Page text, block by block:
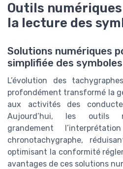
Outils
la lecture des
Solutions numériques
simplifiée des symboles
L’évolution des
profondément transformé la
aux activités des
Aujourd’hui, les outils
grandement
chronotachygraphe,
optimisant la conformité
avantages de ces solutions